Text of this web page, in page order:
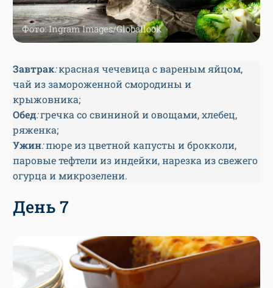
Фото: Ingram Images/Globallook
Завтрак:красная чечевица с вареным яйцом,
чай из замороженной смородины и
крыжовника;
Обед:гречка со свининой и овощами, хлебец,
ряженка;
Ужин:пюре из цветной капусты и брокколи,
паровые тефтели из индейки, нарезка из свежего
огурца и микрозелени.
День 7